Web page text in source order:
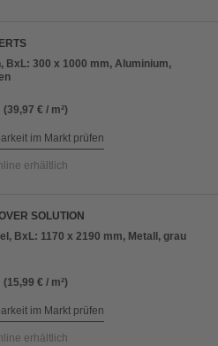
BxL: 300 x 1000 mm, Aluminium,
(39,97 € / m²)
im Markt prüfen
erhältlich
SOLUTION
BxL: 1170 x 2190 mm, Metall, grau
(15,99 € / m²)
im Markt prüfen
erhältlich